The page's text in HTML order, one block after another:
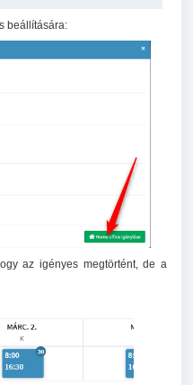
beállítására:
az igényes megtörtént, de a